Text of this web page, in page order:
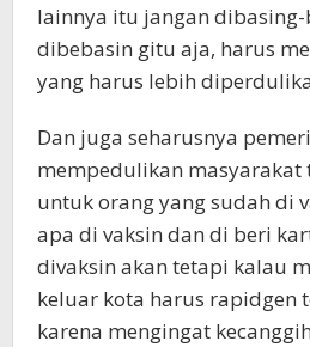
lainnya itu jangan dibasing-
dibebasin gitu aja, harus
yang harus lebih
Dan juga seharusnya
mempedulikan masyarakat
untuk orang yang sudah di
apa di vaksin dan di beri
divaksin akan tetapi kalau
keluar kota harus rapidgen
karena mengingat